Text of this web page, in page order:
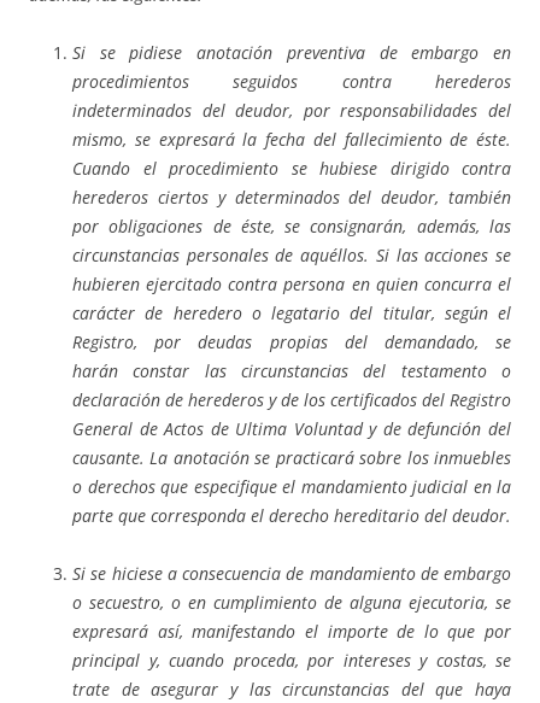
Si se pidiese anotación preventiva de embargo en
procedimientos seguidos contra herederos
indeterminados del deudor, por responsabilidades del
mismo, se expresará la fecha del fallecimiento de éste.
Cuando el procedimiento se hubiese dirigido contra
herederos ciertos y determinados del deudor, también
por obligaciones de éste, se consignarán, además, las
circunstancias personales de aquéllos. Si las acciones se
hubieren ejercitado contra persona en quien concurra el
carácter de heredero o legatario del titular, según el
Registro, por deudas propias del demandado, se
haránconstar las circunstancias del testamento o
declaración de herederos y de los certificados del Registro
General de Actos de Ultima Voluntad y de defunción del
causante. La anotación se practicará sobre los inmuebles
o derechos que especifique el mandamiento judicial en la
parte que corresponda el derecho hereditario del deudor.
Si se hiciese a consecuencia de mandamiento de embargo
o secuestro, o en cumplimiento de alguna ejecutoria, se
expresará así, manifestando el importe de lo que por
principal y, cuando proceda, por intereses y costas, se
trate de asegurar y las circunstancias del que haya